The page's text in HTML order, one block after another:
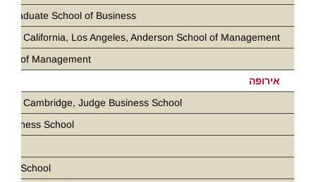
Graduate School of Business
of California, Los Angeles, Anderson School of Management
of Management
אירופה
of Cambridge, Judge Business School
School
School